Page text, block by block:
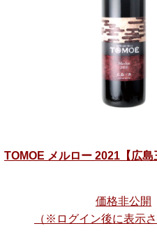
TOMOE メルロー 2021【広島
価格非公開
（※ログイン後に表示さ